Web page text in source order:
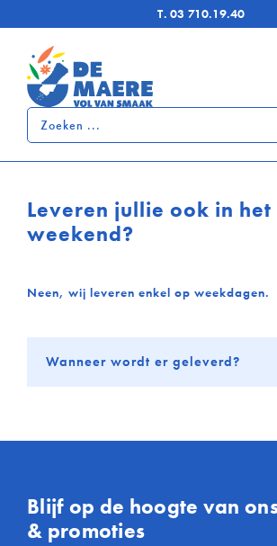
T.03 710.19.40
Zoeken
Leveren jullie ook in het
weekend?
Neen, wij leveren enkel op weekdagen.
Wanneer wordt er geleverd?
Blijf op de hoogte van
& promoties